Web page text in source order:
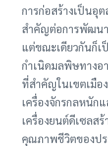
การก่อสร้างเป็นอุ
สำคัญต่อการพัฒน
แต่ขณะเดียวกันก็เ
กำเนิดมลพิษทางอ
ที่สำคัญในเขตเมือ
เครื่องจักรกลหนัก
เครื่องยนต์ดีเซลส
คุณภาพชีวิตของป